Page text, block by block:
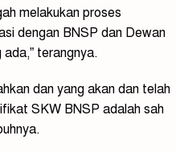
melakukan proses
dengan BNSP dan Dewan
terangnya.
dan yang akan dan telah
SKW BNSP adalah sah